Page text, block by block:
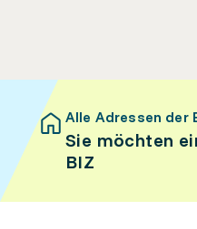
Alle Adressen der
Sie möchten
BIZ